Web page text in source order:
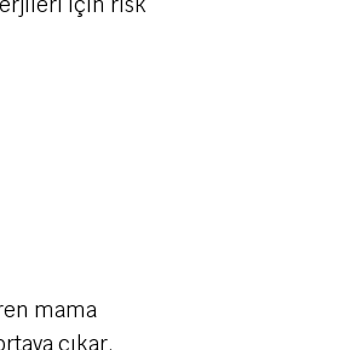
mama
çıkar.